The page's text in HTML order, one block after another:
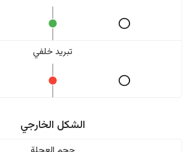
تبريد خلفي
الشكل الخارجي